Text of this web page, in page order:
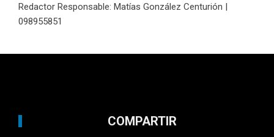
Redactor Responsable: Matías González Centurión |
098955851
COMPARTIR